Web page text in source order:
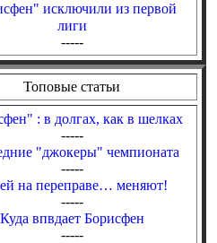
исключили из первой
лиги
-----
Топовые статьи
: в долгах, как в шелках
-----
"джокеры" чемпионата
-----
на переправе… меняют!
-----
Куда впвдает Борисфен
-----